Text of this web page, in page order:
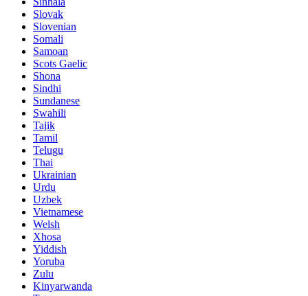
Slovak
Slovenian
Somali
Samoan
Scots Gaelic
Shona
Sindhi
Sundanese
Swahili
Tajik
Tamil
Telugu
Thai
Ukrainian
Urdu
Uzbek
Vietnamese
Welsh
Xhosa
Yiddish
Yoruba
Zulu
Kinyarwanda